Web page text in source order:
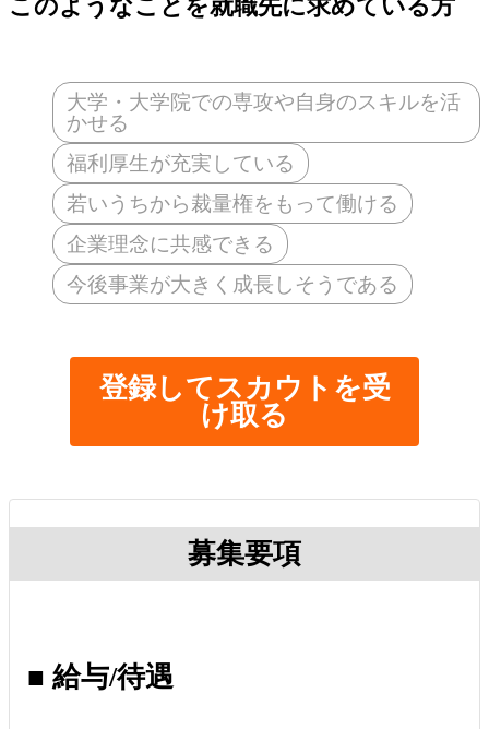
このようなことを就職先に求めている方
大学・大学院での専攻や自身のスキルを活
かせる
福利厚生が充実している
若いうちから裁量権をもって働ける
企業理念に共感できる
今後事業が大きく成長しそうである
登録してスカウトを受
け取る
募集要項
■ 給与/待遇